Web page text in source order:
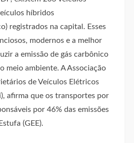
híbridos
registrados na capital. Esses
modernos e a melhor
a emissão de gás carbônico
meio ambiente. A Associação
de Veículos Elétricos
afirma que os transportes por
por 46% das emissões
(GEE).